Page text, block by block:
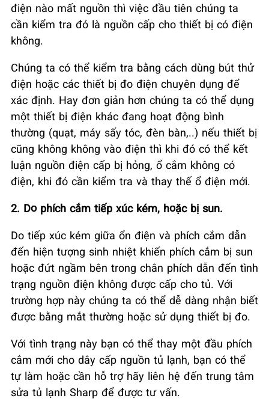
điện nào mất nguồn thì việc đầu tiên chúng ta
cần kiểm tra đó là nguồn cấp cho thiết bị có điện
không.
Chúng ta có thể kiểm tra bằng cách dùng bút thử
điện hoặc các thiết bị đo điện chuyên dụng để
xác định. Hay đơn giản hơn chúng ta có thể dụng
một thiết bị điện khác đang hoạt động bình
thường (quạt, máy sấy tóc, đèn bàn,..) nếu thiết bị
cũng không không vào điện thì khi đó có thể kết
luận nguồn điện cấp bị hỏng, ổ cắm không có
điện, khi đó cần kiểm tra và thay thế ổ điện mới.
2. Do phích cắm tiếp xúc kém, hoặc bị sun.
Do tiếp xúc kém giữa ổn điện và phích cắm dẫn
đến hiện tượng sinh nhiệt khiến phích cắm bị sun
hoặc đứt ngầm bên trong chân phích dẫn đến tình
trạng nguồn điện không được cấp cho tủ. Với
trường hợp này chúng ta có thể dễ dàng nhận biết
được bằng mắt thường hoặc sử dụng thiết bị đo.
Với tình trạng này bạn có thể thay một đầu phích
cắm mới cho dây cấp nguồn tủ lạnh, bạn có thể
tự làm hoặc cần hỗ trợ hãy liên hệ đến trung tâm
sửa tủ lạnh Sharp để được tư vấn.